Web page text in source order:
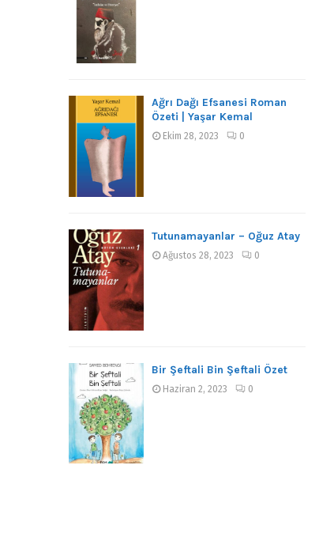
Ağrı Dağı Efsanesi Roman
Özeti | Yaşar Kemal
Ekim 28, 2023 0
Tutunamayanlar – Oğuz Atay
Ağustos 28, 2023 0
Bir Şeftali Bin Şeftali Özet
Haziran 2, 2023 0